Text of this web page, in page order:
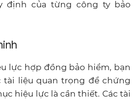
định của từng công ty bảo
lực hợp đồng bảo hiểm, bạn
tài liệu quan trọng để chứng
hiệu lực là cần thiết. Các tài